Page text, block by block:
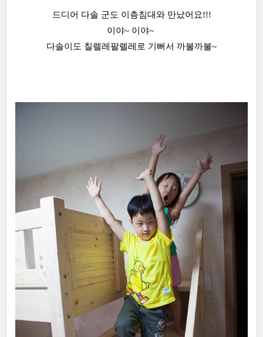
드디어 다솔 군도 이층침대와 만났어요!!!
이야~ 이야~
다솔이도 칠렐레팔렐레로 기뻐서 까불까불~